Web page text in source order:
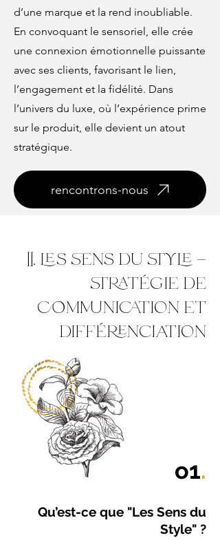
d’une marque et la rend inoubliable.
En convoquant le sensoriel, elle crée
une connexion émotionnelle puissante
avec ses clients, favorisant le lien,
l’engagement et la fidélité. Dans
l’univers du luxe, où l’expérience prime
sur le produit, elle devient un atout
stratégique.
rencontrons-nous
II. les sens du style –
stratégie de
communication et
différenciation
o1.
Qu’est-ce que "Les Sens du
Style" ?